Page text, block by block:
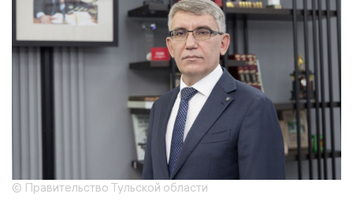
© Правительство Тульской области